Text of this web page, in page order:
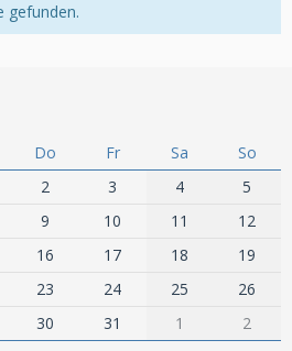
gefunden.
Do Fr Sa
So
2 3 4
5
9 10 11
12
16 17 18
19
23 24 25
26
30 31 1 2